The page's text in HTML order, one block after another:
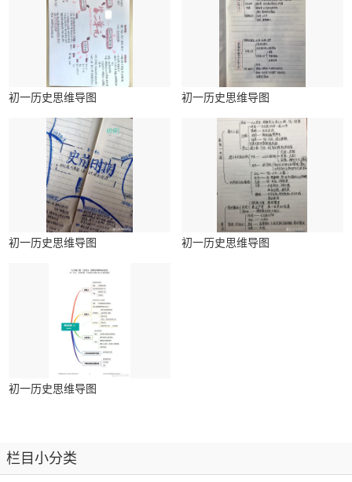
初一历史思维导图 初一历史思维导图
初一历史思维导图 初一历史思维导图
初一历史思维导图
栏目小分类